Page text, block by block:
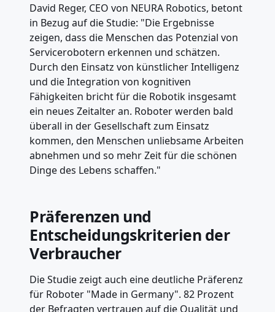
David Reger, CEO von NEURA Robotics, betont
in Bezug auf die Studie: "Die Ergebnisse
zeigen, dass die Menschen das Potenzial von
Servicerobotern erkennen und schätzen.
Durch den Einsatz von künstlicher Intelligenz
und die Integration von kognitiven
Fähigkeiten bricht für die Robotik insgesamt
ein neues Zeitalter an. Roboter werden bald
überall in der Gesellschaft zum Einsatz
kommen, den Menschen unliebsame Arbeiten
abnehmen und so mehr Zeit für die schönen
Dinge des Lebens schaffen."
Präferenzen und
Entscheidungskriterien der
Verbraucher
Die Studie zeigt auch eine deutliche Präferenz
für Roboter "Made in Germany". 82 Prozent
der Befragten vertrauen auf die Qualität und